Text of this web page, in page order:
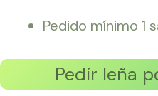
Pedido mínimo 1
Pedir leña